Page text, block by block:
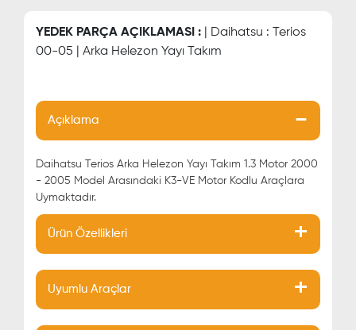
YEDEK PARÇA AÇIKLAMASI : | Daihatsu : Terios
00-05 | Arka Helezon Yayı Takım
Açıklama
Daihatsu Terios Arka Helezon Yayı Takım 1.3 Motor 2000
- 2005 Model Arasındaki K3-VE Motor Kodlu Araçlara
Uymaktadır.
Ürün Özellikleri
Uyumlu Araçlar